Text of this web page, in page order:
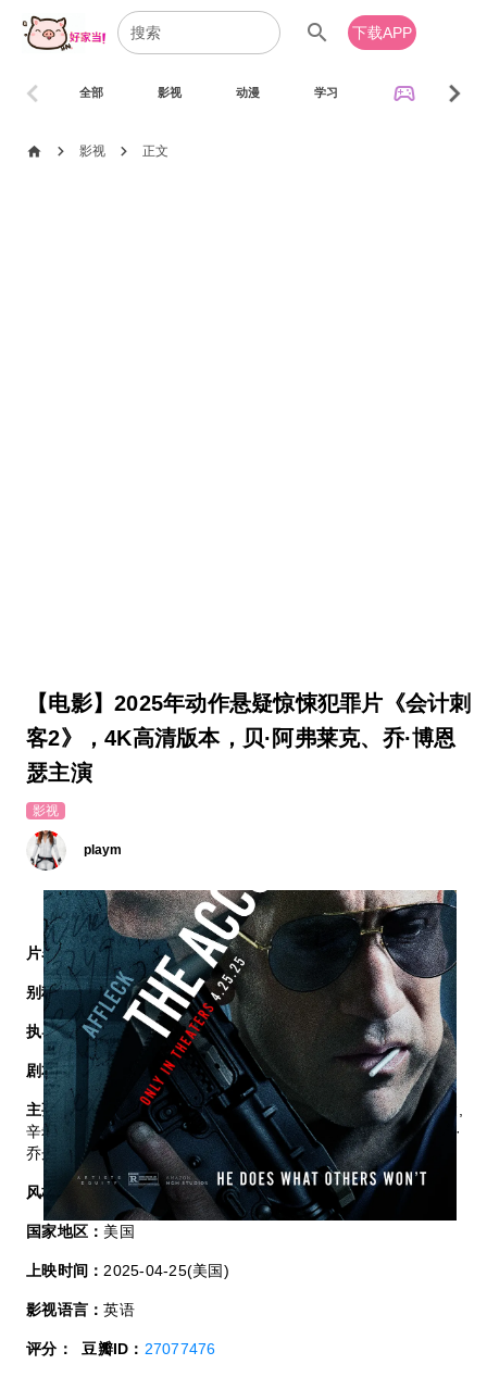
search 下载APP
全部 影视 动漫 学习 sports_esports
chevron_left chevron_right
home chevron_right 影视 chevron_right 正文
【电影】2025年动作悬疑惊悚犯罪片《会计刺
客2》，4K高清版本，贝·阿弗莱克、乔·博恩
瑟主演
影视
playm
片名：会计刺客2 The Accountant 2
别称：暗中算计2,暗算2(港),会计师2(台)
执导：加文·欧康诺
剧本： 比尔·迪比克
主要演员：
本·阿弗莱克,乔·博恩瑟,J·K·西蒙斯,丹妮艾拉·皮内达,
辛希亚·阿戴-罗宾森,格兰特·哈维,卡珊卓·布莱尔,约翰·帕特里克·
乔丹,克里斯汀·阿瑞扎,罗伯特·摩根,阿兰·阿里·瓦什涅夫斯基
风格： 剧情,动作,惊悚,犯罪
国家地区： 美国
上映时间： 2025-04-25(美国)
影视语言：英语
评分： 豆瓣ID： 27077476